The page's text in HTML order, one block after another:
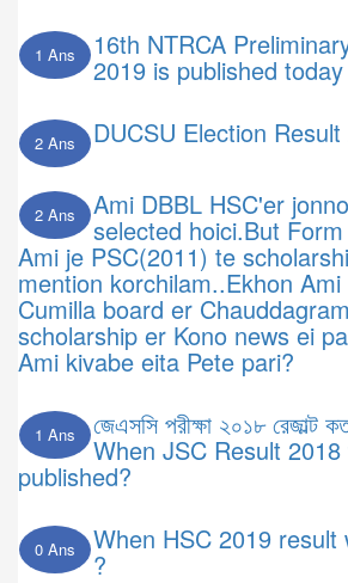
1 Ans 16th NTRCA
2019 is published today
2 Ans DUCSU Election
2 Ans Ami DBBL HSC'er
selected hoici.But
Ami je PSC(2011) te
mention korchilam..Ekhon
Cumilla board er
scholarship er Kono news ei
Ami kivabe eita Pete pari?
1 Ans জেএসসি পরীক্ষা ২০১৮ রেজাল্ট
When JSC Result 2018
published?
0 Ans When HSC 2019 result
?